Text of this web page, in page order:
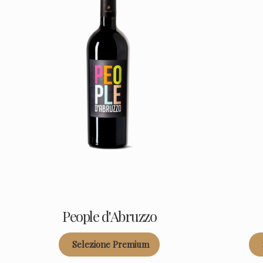
People d'Abruzzo
Categoria:
Selezione Premium